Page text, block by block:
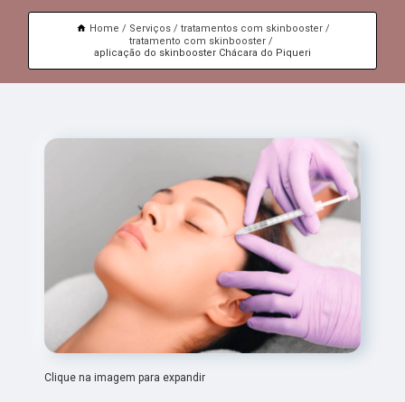
Home Serviços
tratamentos com skinbooster
tratamento com skinbooster
aplicação do skinbooster Chácara do Piqueri
Clique na imagem para expandir